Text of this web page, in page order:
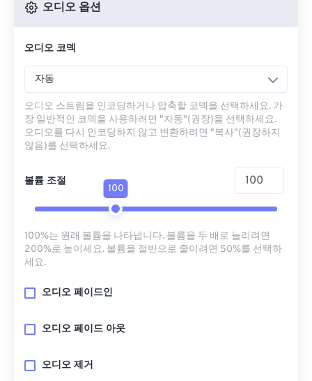
오디오 옵션
오디오 코덱
자동
오디오 스트림을 인코딩하거나 압축할 코덱을 선택하세요. 가
장 일반적인 코덱을 사용하려면 "자동"(권장)을 선택하세요.
오디오를 다시 인코딩하지 않고 변환하려면 "복사"(권장하지
않음)를 선택하세요.
볼륨 조절
100
100%는 원래 볼륨을 나타냅니다. 볼륨을 두 배로 늘리려면
200%로 높이세요. 볼륨을 절반으로 줄이려면 50%를 선택하
세요.
오디오 페이드인
오디오 페이드 아웃
오디오 제거